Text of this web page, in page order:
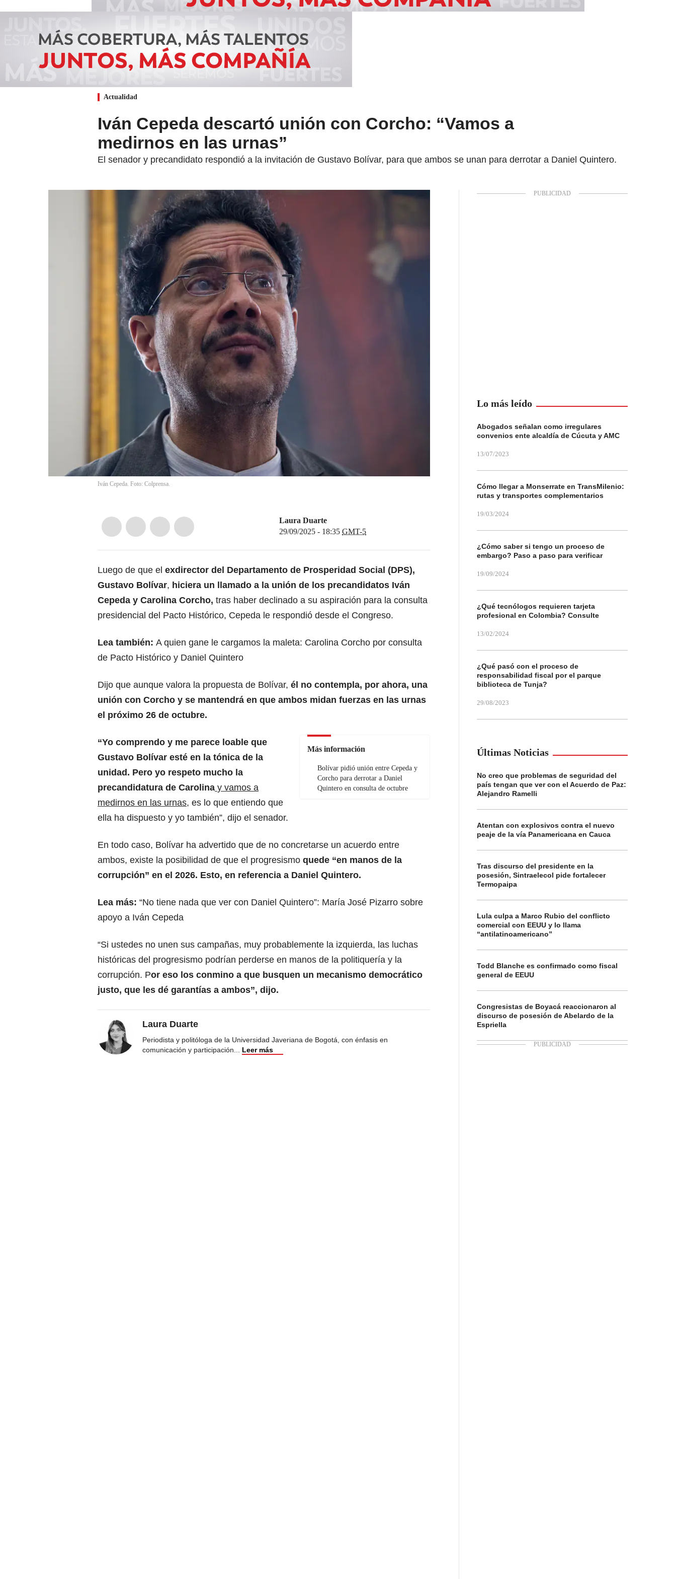
Actualidad
Iván Cepeda descartó unión con Corcho: “Vamos a
medirnos en las urnas”
El senador y precandidato respondió a la invitación de Gustavo Bolívar, para que ambos se unan para derrotar a Daniel Quintero.
Iván Cepeda. Foto: Colprensa.
Laura Duarte
29/09/2025 - 18:35 GMT-5
Luego de que el exdirector del Departamento de Prosperidad Social (DPS),
Gustavo Bolívar, hiciera un llamado a la unión de los precandidatos Iván
Cepeda y Carolina Corcho, tras haber declinado a su aspiración para la consulta
presidencial del Pacto Histórico, Cepeda le respondió desde el Congreso.
Lea también: A quien gane le cargamos la maleta: Carolina Corcho por consulta
de Pacto Histórico y Daniel Quintero
Dijo que aunque valora la propuesta de Bolívar, él no contempla, por ahora, una
unión con Corcho y se mantendrá en que ambos midan fuerzas en las urnas
el próximo 26 de octubre.
Más información
Bolívar pidió unión entre Cepeda y
Corcho para derrotar a Daniel
Quintero en consulta de octubre
“Yo comprendo y me parece loable que
Gustavo Bolívar esté en la tónica de la
unidad. Pero yo respeto mucho la
precandidatura de Carolina y vamos a
medirnos en las urnas, es lo que entiendo que
ella ha dispuesto y yo también”, dijo el senador.
En todo caso, Bolívar ha advertido que de no concretarse un acuerdo entre
ambos, existe la posibilidad de que el progresismo quede “en manos de la
corrupción” en el 2026. Esto, en referencia a Daniel Quintero.
Lea más: “No tiene nada que ver con Daniel Quintero”: María José Pizarro sobre
apoyo a Iván Cepeda
“Si ustedes no unen sus campañas, muy probablemente la izquierda, las luchas
históricas del progresismo podrían perderse en manos de la politiquería y la
corrupción. Por eso los conmino a que busquen un mecanismo democrático
justo, que les dé garantías a ambos”, dijo.
Laura Duarte
Periodista y politóloga de la Universidad Javeriana de Bogotá, con énfasis en
comunicación y participación... Leer más
Lo más leído
Abogados señalan como irregulares
convenios ente alcaldía de Cúcuta y AMC
13/07/2023
Cómo llegar a Monserrate en TransMilenio:
rutas y transportes complementarios
19/03/2024
¿Cómo saber si tengo un proceso de
embargo? Paso a paso para verificar
19/09/2024
¿Qué tecnólogos requieren tarjeta
profesional en Colombia? Consulte
13/02/2024
¿Qué pasó con el proceso de
responsabilidad fiscal por el parque
biblioteca de Tunja?
29/08/2023
Últimas Noticias
No creo que problemas de seguridad del
país tengan que ver con el Acuerdo de Paz:
Alejandro Ramelli
Atentan con explosivos contra el nuevo
peaje de la vía Panamericana en Cauca
Tras discurso del presidente en la
posesión, Sintraelecol pide fortalecer
Termopaipa
Lula culpa a Marco Rubio del conflicto
comercial con EEUU y lo llama
“antilatinoamericano”
Todd Blanche es confirmado como fiscal
general de EEUU
Congresistas de Boyacá reaccionaron al
discurso de posesión de Abelardo de la
Espriella